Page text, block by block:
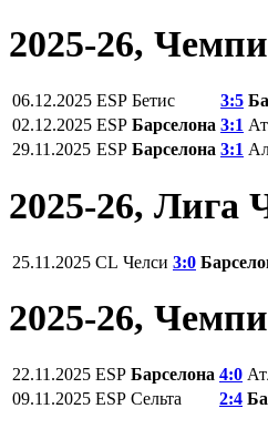
2025-26,
06.12.2025 ESP Бетис 3:5
02.12.2025 ESP Барселона 3:1
29.11.2025 ESP Барселона 3:1
2025-26, Лига
25.11.2025 CL Челси 3:0
2025-26,
22.11.2025 ESP Барселона 4:0
09.11.2025 ESP Сельта 2:4